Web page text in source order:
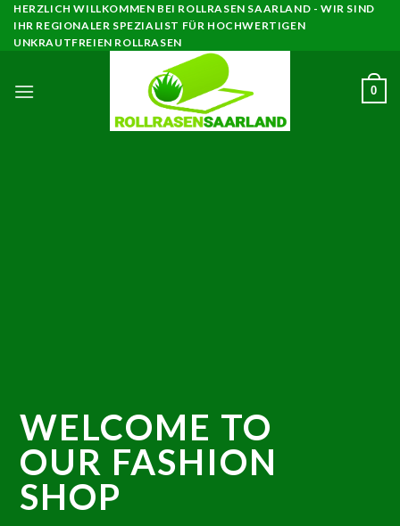
SkipHERZLICH WILLKOMMEN BEI ROLLRASEN SAARLAND - WIR SIND
IHR REGIONALER SPEZIALIST FÜR HOCHWERTIGEN
UNKRAUTFREIEN ROLLRASEN
0
WELCOME TO
OUR FASHION
SHOP